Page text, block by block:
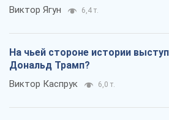
Виктор Ягун 6,4 т.
На чьей стороне истории
Дональд Трамп?
Виктор Каспрук 6,0 т.